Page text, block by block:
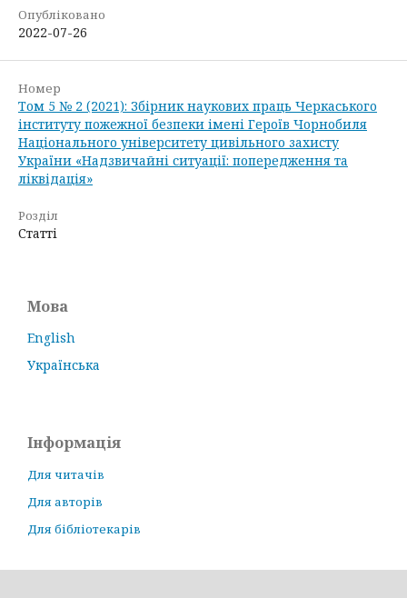
Опубліковано
2022-07-26
Номер
Том 5 № 2 (2021): Збірник наукових праць Черкаського
інституту пожежної безпеки імені Героїв Чорнобиля
Національного університету цивільного захисту
України «Надзвичайні ситуації: попередження та
ліквідація»
Розділ
Статті
Мова
English
Українська
Інформація
Для читачів
Для авторів
Для бібліотекарів